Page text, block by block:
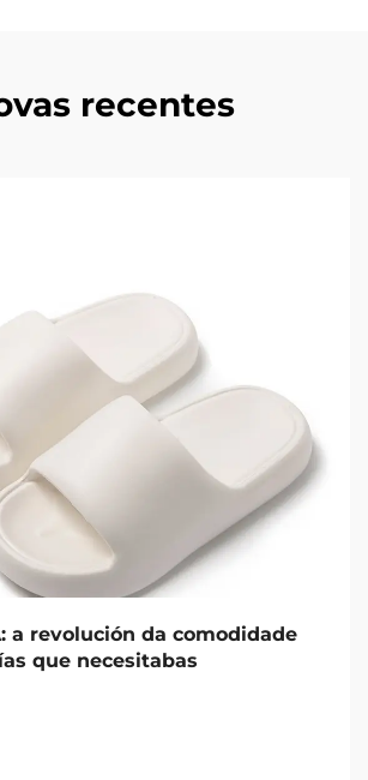
recentes
a revolución da comodidade
que necesitabas